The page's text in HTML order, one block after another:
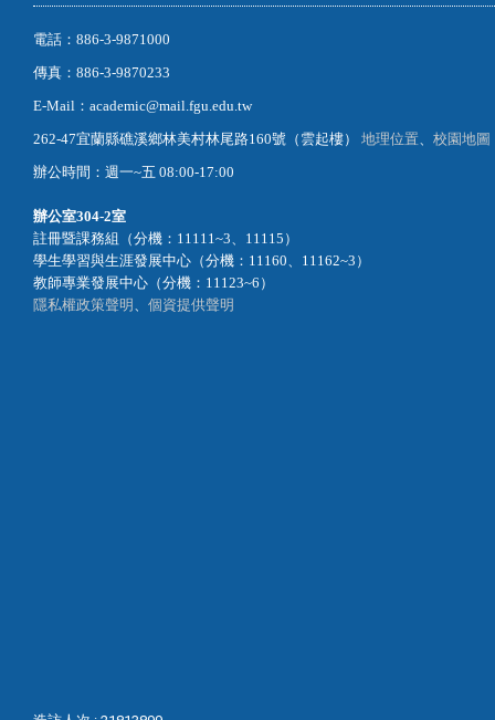
電話：886-3-9871000
傳真：886-3-9870233
E-Mail：academic@mail.fgu.edu.tw
262-47宜蘭縣礁溪鄉林美村林尾路160號（雲起樓） 地理位置、 校園地圖
辦公時間：週一~五 08:00-17:00
辦公室304-2室
註冊暨課務組（分機：11111~3、11115）
學生學習與生涯發展中心（分機：11160、11162~3）
教師專業發展中心（分機：11123~6）
隱私權政策聲明 、 個資提供聲明